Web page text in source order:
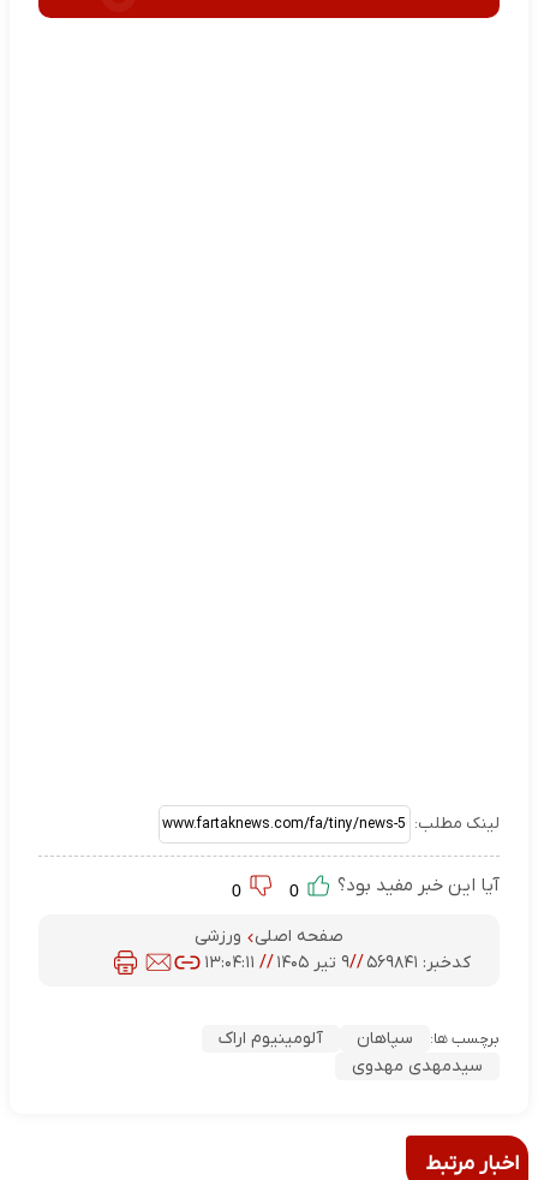
لینک مطلب:
آیا این خبر مفید بود؟
صفحه اصلی
ورزشی
کدخبر: ۵۶۹۸۴۱ //۹ تیر ۱۴۰۵ // ۱۳:۰۴:۱۱
برچسب ها: سپاهان
آلومینیوم اراک
سیدمهدی مهدوی
اخبار مرتبط